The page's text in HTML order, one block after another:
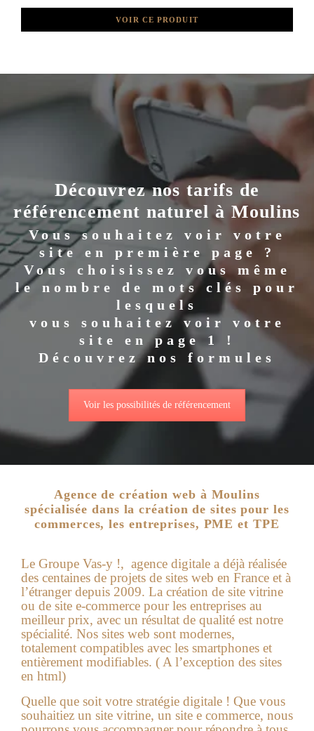
VOIR CE PRODUIT
Découvrez nos tarifs de
référencement naturel à Moulins
Vous souhaitez voir votre
site en première page ?
Vous choisissez vous même
le nombre de mots clés pour
lesquels
vous souhaitez voir votre
site en page 1 !
Découvrez nos formules
Voir les possibilités de référencement
Agence de création web à Moulins
spécialisée dans la création de sites pour les
commerces, les entreprises, PME et TPE
Le Groupe Vas-y !, agence digitale a déjà réalisée
des centaines de projets de sites web en France et à
l’étranger depuis 2009. La création de site vitrine
ou de site e-commerce pour les entreprises au
meilleur prix, avec un résultat de qualité est notre
spécialité. Nos sites web sont modernes,
totalement compatibles avec les smartphones et
entièrement modifiables. ( A l’exception des sites
en html)
Quelle que soit votre stratégie digitale ! Que vous
souhaitiez un site vitrine, un site e commerce, nous